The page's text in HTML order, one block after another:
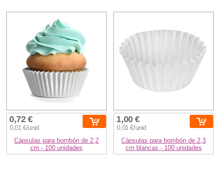
0,72 €
0,01 €/unid
Cápsulas para bombón de 2,2
cm - 100 unidades
1,00 €
0,01 €/unid
Cápsulas para bombón de 2,3
cm blancas - 100 unidades